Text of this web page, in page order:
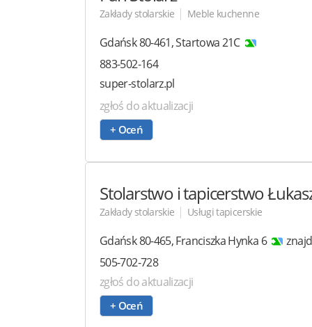
Zakłady stolarskie | Meble kuchenne
Gdańsk80-461,Startowa 21C
883-502-164
super-stolarz.pl
zgłoś do aktualizacji
+ Oceń
Stolarstwo i tapicerstwo
Zakłady stolarskie | Usługi tapicerskie
Gdańsk80-465,Franciszka Hynka 6
505-702-728
zgłoś do aktualizacji
+ Oceń